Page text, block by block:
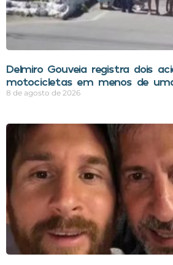
Delmiro Gouveia registra dois
motocicletas em menos de
8 de agosto de 2026